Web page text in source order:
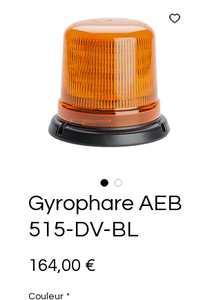
Gyrophare AEB
515-DV-BL
164,00 €
Couleur *